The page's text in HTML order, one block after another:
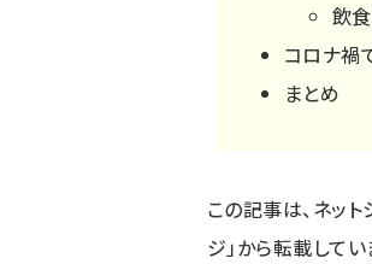
飲
コロナ禍
まとめ
この記事は、ネッ
ジ」から転載して